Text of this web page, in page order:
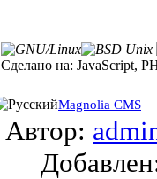
Сделано на: JavaScript,
Magnolia CMS
Автор: